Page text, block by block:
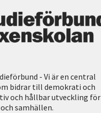
- Vi är en central
bidrar till demokrati och
och hållbar utveckling för
samhällen.